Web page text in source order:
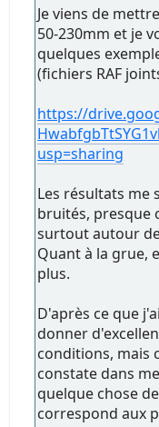
Je viens de
50-230mm et je
quelques
(fichiers RAF
https://
usp=sharing
Les résultats me
bruités, presque
surtout autour
Quant à la grue,
plus.
D'après ce que
donner
conditions, mais
constate dans
quelque chose
correspond aux